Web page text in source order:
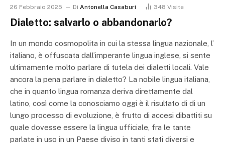
26 Febbraio 2025 Di Antonella Casaburi 348 Visite
Dialetto: salvarlo o abbandonarlo?
In un mondo cosmopolita in cui la stessa lingua nazionale, l’
italiano, è offuscata dall’imperante lingua inglese, si sente
ultimamente molto parlare di tutela dei dialetti locali. Vale
ancora la pena parlare in dialetto? La nobile lingua italiana,
che in quanto lingua romanza deriva direttamente dal
latino, così come la conosciamo oggi è il risultato di di un
lungo processo di evoluzione, è frutto di accesi dibattiti su
quale dovesse essere la lingua ufficiale, fra le tante
parlate in uso in un Paese diviso in tanti stati diversi e